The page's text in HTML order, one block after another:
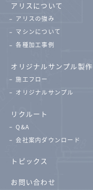
アリスについて
アリスの強み
マシンについて
各種加工事例
オリジナルサンプル製作
施工フロー
オリジナルサンプル
リクルート
Q&A
会社案内ダウンロード
トピックス
お問い合わせ